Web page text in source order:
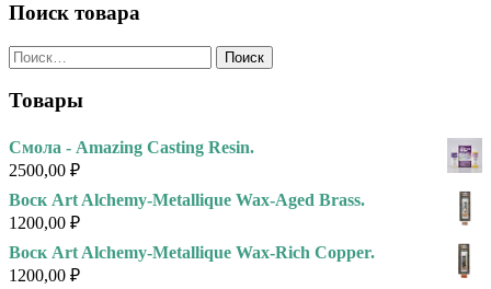
Поиск товара
Найти:
Товары
Смола - Amazing Casting Resin.
2500,00 ₽
Воск Art Alchemy-Metallique Wax-Aged Brass.
1200,00 ₽
Воск Art Alchemy-Metallique Wax-Rich Copper.
1200,00 ₽